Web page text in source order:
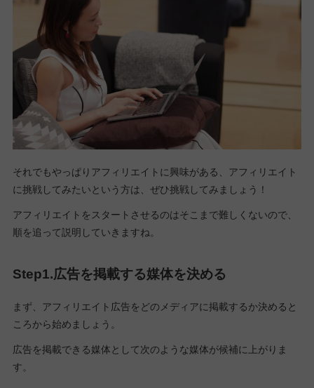
それでもやっぱりアフィリエイトに興味がある、アフィリエイト
に挑戦してみたいという方は、ぜひ挑戦してみましょう！
アフィリエイトをスタートさせるのはそこまで難しくないので、
順を追って説明していきますね。
Step1.広告を掲載する媒体を決める
まず、アフィリエイト広告をどのメディアに掲載するか決めると
ころから始めましょう。
広告を掲載できる媒体として次のような媒体が候補に上がりま
す。